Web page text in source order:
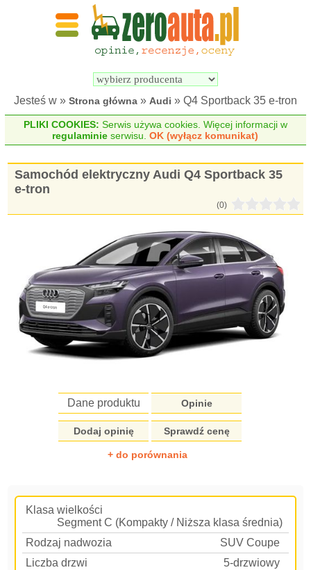
Wyszukiwarka
elektrycznych
Jesteś w » Strona główna » Audi » Q4 Sportback 35 e-tron
PLIKI COOKIES: Serwis używa cookies. Więcej informacji w
regulaminie serwisu.OK (wyłącz komunikat)
Samochód elektryczny Audi Q4 Sportback 35
e-tron
(0)
Dane produktu Opinie
Dodaj opinię Sprawdź cenę
+ do porównania
Klasa wielkości
Segment C (Kompakty / Niższa klasa średnia)
Rodzaj nadwozia
SUV Coupe
Liczba drzwi
5-drzwiowy